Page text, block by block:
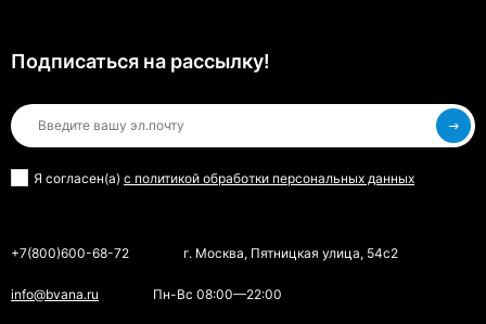
Подписаться на рассылкy!
Я согласен(a) с политикой обработки персональных данных
+7(800)600-68-72 г. Москва, Пятницкая улица, 54с2
info@bvana.ru Пн-Вс 08:00—22:00